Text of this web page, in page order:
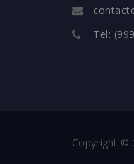
Tel:
Copyright ©